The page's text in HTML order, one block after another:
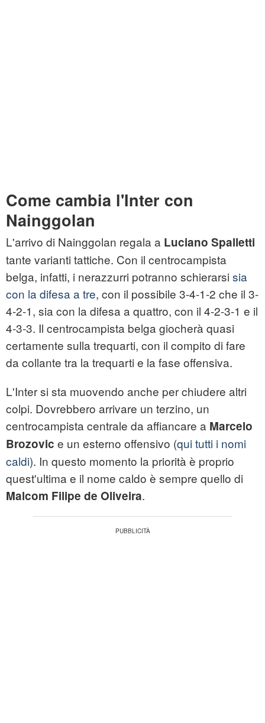
Come cambia l'Inter con
Nainggolan
L'arrivo di Nainggolan regala a Luciano Spalletti
tante varianti tattiche. Con il centrocampista
belga, infatti, i nerazzurri potranno schierarsi sia
con la difesa a tre, con il possibile 3-4-1-2 che il 3-
4-2-1, sia con la difesa a quattro, con il 4-2-3-1 e il
4-3-3. Il centrocampista belga giocherà quasi
certamente sulla trequarti, con il compito di fare
da collante tra la trequarti e la fase offensiva.
L'Inter si sta muovendo anche per chiudere altri
colpi. Dovrebbero arrivare un terzino, un
centrocampista centrale da affiancare a Marcelo
Brozovic e un esterno offensivo (qui tutti i nomi
caldi). In questo momento la priorità è proprio
quest'ultima e il nome caldo è sempre quello di
Malcom Filipe de Oliveira.